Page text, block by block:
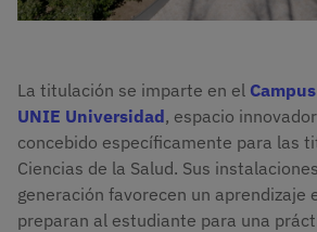
La titulación se imparte en el
UNIE Universidad, espacio
concebido específicamente para las
Ciencias de la Salud. Sus
generación favorecen un aprendizaje
preparan al estudiante para una